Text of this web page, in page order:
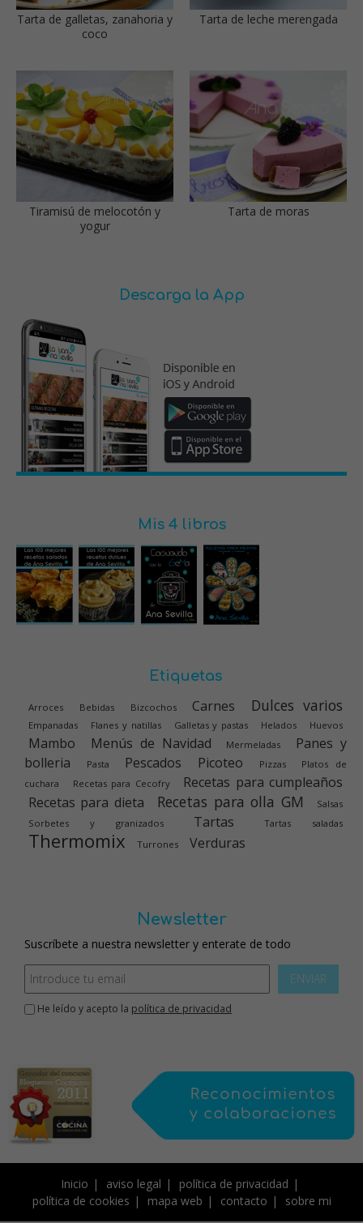
Tarta de galletas, zanahoria y
coco
Tarta de leche merengada
Tiramisú de melocotón y
yogur
Tarta de moras
Descarga la App
Mis 4 libros
Etiquetas
Arroces Bebidas Bizcochos Carnes Dulces varios
Empanadas Flanes y natillas Galletas y pastas Helados Huevos
Mambo Menús de Navidad Mermeladas
Panes y
bolleria
Pasta Pescados Picoteo Pizzas
Platos de
cuchara
Recetas para Cecofry
Recetas para cumpleaños
Recetas para dieta
Recetas para olla GM
Salsas
Sorbetes y granizados
Tartas Tartas saladas
Thermomix Turrones Verduras
Newsletter
Suscríbete a nuestra newsletter y enterate de todo
ENVIAR
He leído y acepto la política de privacidad
Inicio aviso legal
política de privacidad
política de cookies
mapa web contacto sobre mi